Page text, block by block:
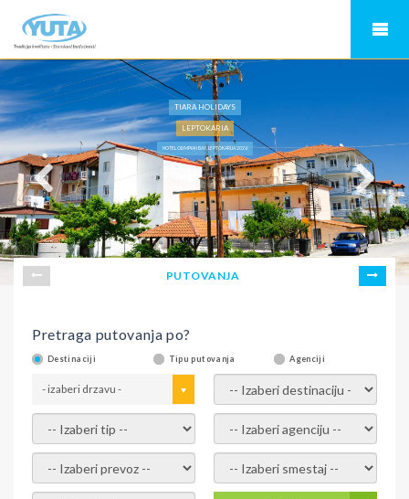
TIARA HOLIDAYS
LEPTOKARIA
HOTEL OLYMPIAN BAY, LEPTOKARIJA 2026
PUTOVANJA
Pretraga putovanja po?
Destinaciji Tipu putovanja Agenciji
- izaberi drzavu - - izaberi destinaciju -
- izaberi tip - - izaberi agenciju -
- izaberi prevoz - - Izaberite smestaj -